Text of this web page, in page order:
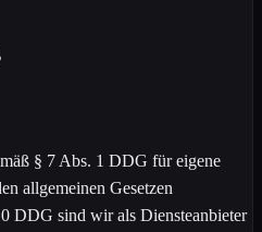
§ 7 Abs. 1 DDG für eigene
allgemeinen Gesetzen
DDG sind wir als Diensteanbieter